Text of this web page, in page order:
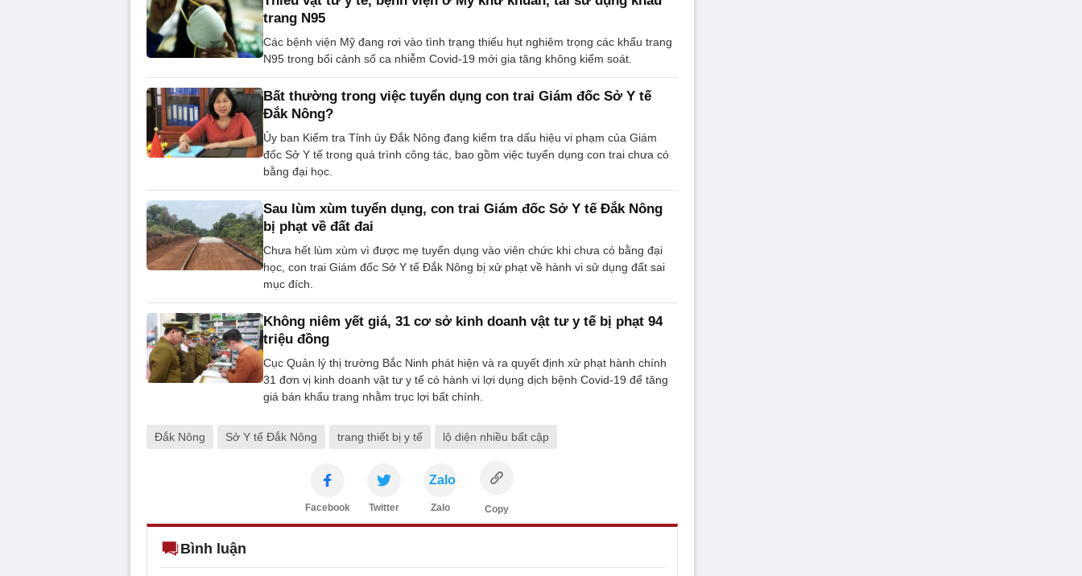
trang N95
Các bệnh viện Mỹ đang rơi vào tình trạng thiếu hụt nghiêm trọng các khẩu trang
N95 trong bối cảnh số ca nhiễm Covid-19 mới gia tăng không kiểm soát.
Bất thường trong việc tuyển dụng con trai Giám đốc Sở Y tế
Đắk Nông?
Ủy ban Kiểm tra Tỉnh ủy Đắk Nông đang kiểm tra dấu hiệu vi phạm của Giám
đốc Sở Y tế trong quá trình công tác, bao gồm việc tuyển dụng con trai chưa có
bằng đại học.
Sau lùm xùm tuyển dụng, con trai Giám đốc Sở Y tế Đắk Nông
bị phạt về đất đai
Chưa hết lùm xùm vì được mẹ tuyển dụng vào viên chức khi chưa có bằng đại
học, con trai Giám đốc Sở Y tế Đắk Nông bị xử phạt về hành vi sử dụng đất sai
mục đích.
Không niêm yết giá, 31 cơ sở kinh doanh vật tư y tế bị phạt 94
triệu đồng
Cục Quản lý thị trường Bắc Ninh phát hiện và ra quyết định xử phạt hành chính
31 đơn vị kinh doanh vật tư y tế có hành vi lợi dụng dịch bệnh Covid-19 để tăng
giá bán khẩu trang nhằm trục lợi bất chính.
Đắk Nông Sở Y tế Đắk Nông trang thiết bị y tế lộ diện nhiều bất cập
Facebook Twitter
Zalo
Zalo Copy
Bình luận